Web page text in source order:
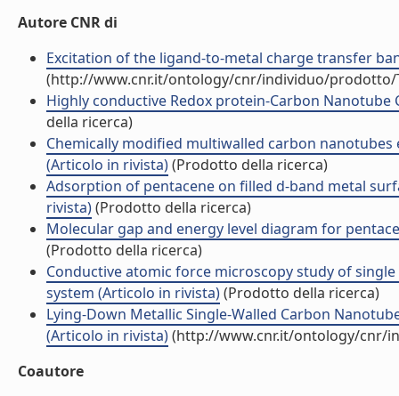
Autore CNR di
Excitation of the ligand-to-metal charge transfer
(http://www.cnr.it/ontology/cnr/individuo/prodotto/
Highly conductive Redox protein-Carbon
della ricerca)
Chemically modified multiwalled carbon
(Articolo in rivista)(Prodotto della ricerca)
Adsorption of pentacene on filled d-band metal
rivista)(Prodotto della ricerca)
Molecular gap and energy level diagram for
(Prodotto della ricerca)
Conductive atomic force microscopy study of
system (Articolo in rivista)(Prodotto della ricerca)
Lying-Down Metallic Single-Walled Carbon
(Articolo in rivista)(http://www.cnr.it/ontology/cnr/
Coautore